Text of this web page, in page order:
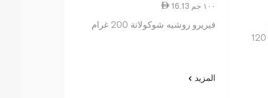
الحليب بحشوة غنية من الحليب 120
16.13 ١٠٠ جم
فيريرو روشيه شوكولاتة 200 غرام
المزيد